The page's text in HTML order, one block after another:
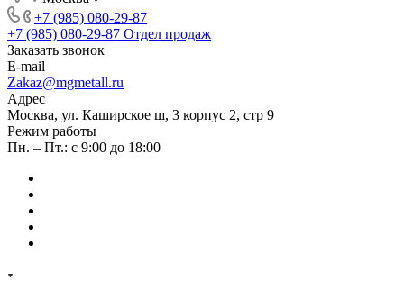
+7 (985) 080-29-87
+7 (985) 080-29-87 Отдел продаж
Заказать звонок
E-mail
Zakaz@mgmetall.ru
Адрес
Москва, ул. Каширское ш, 3 корпус 2, стр 9
Режим работы
Пн. – Пт.: с 9:00 до 18:00